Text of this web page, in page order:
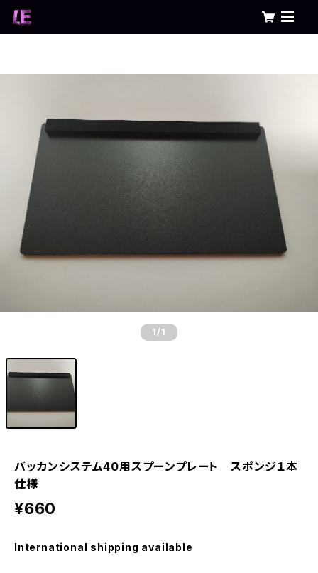
1 /1
バッカンシステム40用スプーンプレート スポンジ１本
仕様
¥660
International shipping available